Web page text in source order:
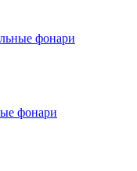
фонари
фонари